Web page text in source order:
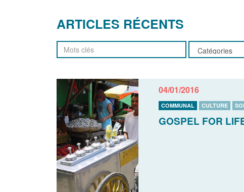
ARTICLES RÉCENTS
04/01/2016
COMMUNAL CULTURE
GOSPEL FOR